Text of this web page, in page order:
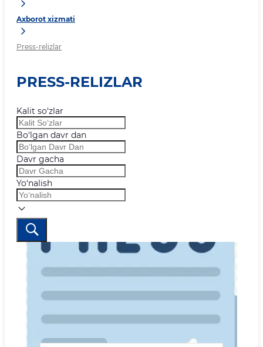
Axborot xizmati
Press-relizlar
PRESS-RELIZLAR
Kalit so‘zlar
Bo‘lgan davr dan
Davr gacha
Yo‘nalish